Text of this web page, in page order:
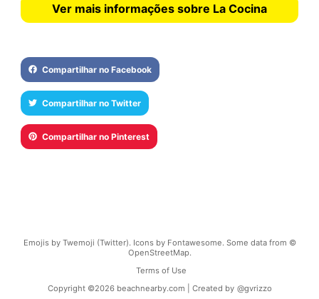
Ver mais informações sobre La Cocina
Compartilhar no Facebook
Compartilhar no Twitter
Compartilhar no Pinterest
Emojis by Twemoji (Twitter). Icons by Fontawesome. Some data from ©
OpenStreetMap.
Terms of Use
Copyright ©2026 beachnearby.com | Created by @gvrizzo